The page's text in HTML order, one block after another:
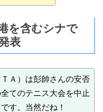
を含むシナで
表
Ａ）は彭帥さんの安否
てのテニス大会を中止
す。当然だね！